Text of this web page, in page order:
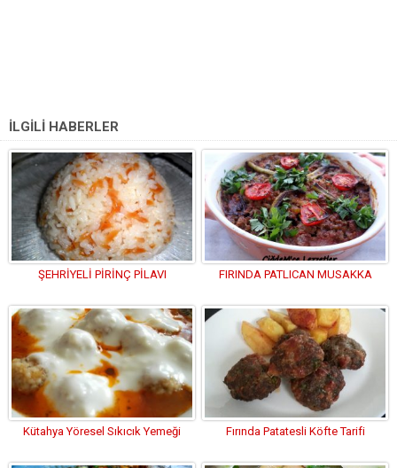
İLGİLİ HABERLER
ŞEHRİYELİ PİRİNÇ PİLAVI FIRINDA PATLICAN MUSAKKA
Kütahya Yöresel Sıkıcık Yemeği Fırında Patatesli Köfte Tarifi